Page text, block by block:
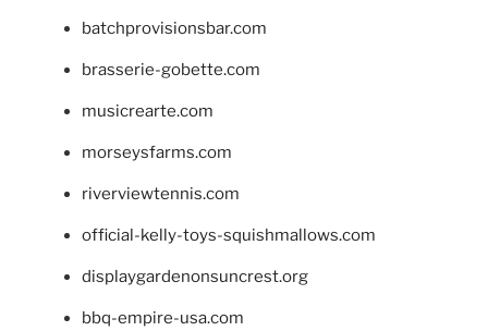
batchprovisionsbar.com
brasserie-gobette.com
musicrearte.com
morseysfarms.com
riverviewtennis.com
official-kelly-toys-squishmallows.com
displaygardenonsuncrest.org
bbq-empire-usa.com